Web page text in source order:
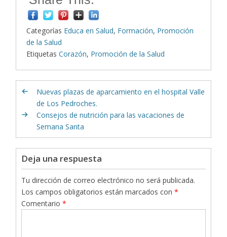
Categorías Educa en Salud, Formación, Promoción
de la Salud
Etiquetas Corazón, Promoción de la Salud
Nuevas plazas de aparcamiento en el hospital Valle
de Los Pedroches.
Consejos de nutrición para las vacaciones de
Semana Santa
Deja una respuesta
Tu dirección de correo electrónico no será publicada.
Los campos obligatorios están marcados con*
Comentario*